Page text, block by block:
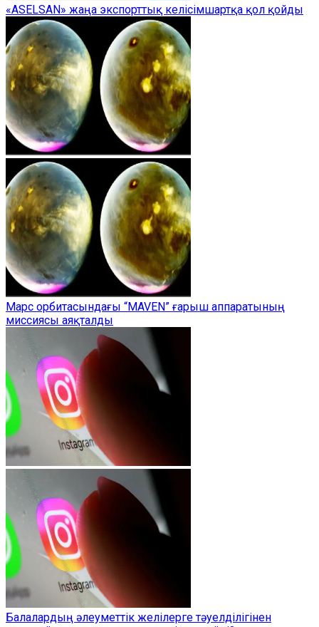
«ASELSAN» жаңа экспорттық келісімшартқа қол қойды
Марс орбитасындағы “MAVEN” ғарыш аппаратының
миссиясы аяқталды
Балалардың әлеуметтік желілерге тәуелділігінен